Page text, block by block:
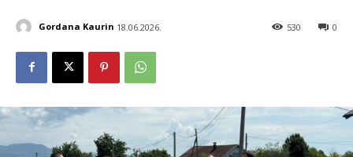
Gordana Kaurin 18.06.2026. 0
530